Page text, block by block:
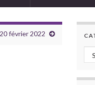
février 2022